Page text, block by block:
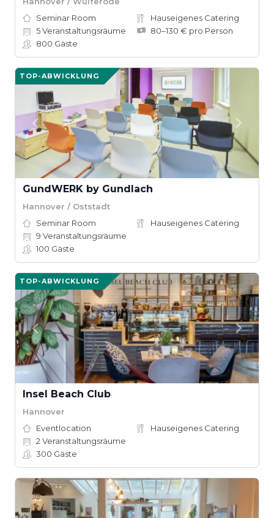
Seminar Room
Hauseigenes Catering
5Veranstaltungsräume
80–130 € pro Person
800 Gäste
TOP-ABWICKLUNG
GundWERK by Gundlach
Hannover / Oststadt
Seminar Room
Hauseigenes Catering
9 Veranstaltungsräume
100 Gäste
TOP-ABWICKLUNG
Insel Beach Club
Hannover
Eventlocation
Hauseigenes Catering
2 Veranstaltungsräume
300 Gäste